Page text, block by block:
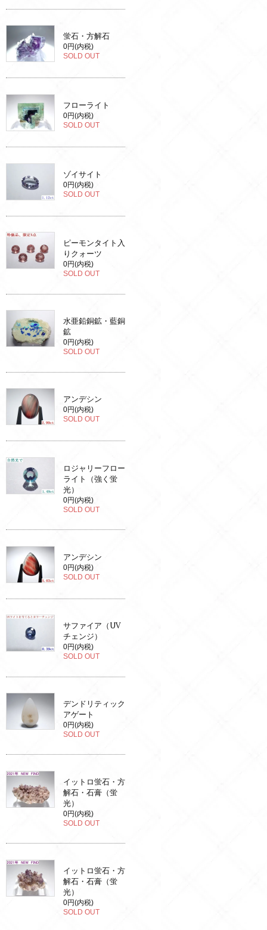
蛍石・方解石
0円(内税)
SOLD OUT
フローライト
0円(内税)
SOLD OUT
ゾイサイト
0円(内税)
SOLD OUT
ピーモンタイト入
りクォーツ
0円(内税)
SOLD OUT
水亜鉛銅鉱・藍銅
鉱
0円(内税)
SOLD OUT
アンデシン
0円(内税)
SOLD OUT
ロジャリーフロー
ライト（強く蛍
光）
0円(内税)
SOLD OUT
アンデシン
0円(内税)
SOLD OUT
サファイア（UV
チェンジ）
0円(内税)
SOLD OUT
デンドリティック
アゲート
0円(内税)
SOLD OUT
イットロ蛍石・方
解石・石膏（蛍
光）
0円(内税)
SOLD OUT
イットロ蛍石・方
解石・石膏（蛍
光）
0円(内税)
SOLD OUT